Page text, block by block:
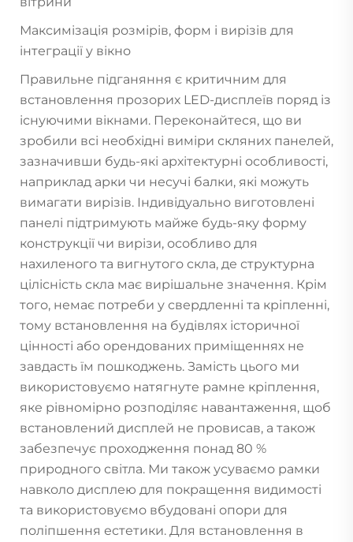
Максимізація розмірів, форм і вирізів для
інтеграції у вікно
Правильне підганяння є критичним для
встановлення прозорих LED-дисплеїв поряд із
існуючими вікнами. Переконайтеся, що ви
зробили всі необхідні виміри скляних панелей,
зазначивши будь-які архітектурні особливості,
наприклад арки чи несучі балки, які можуть
вимагати вирізів. Індивідуально виготовлені
панелі підтримують майже будь-яку форму
конструкції чи вирізи, особливо для
нахиленого та вигнутого скла, де структурна
цілісність скла має вирішальне значення. Крім
того, немає потреби у свердленні та кріпленні,
тому встановлення на будівлях історичної
цінності або орендованих приміщеннях не
завдасть їм пошкоджень. Замість цього ми
використовуємо натягнуте рамне кріплення,
яке рівномірно розподіляє навантаження, щоб
встановлений дисплей не провисав, а також
забезпечує проходження понад 80 %
природного світла. Ми також усуваємо рамки
навколо дисплею для покращення видимості
та використовуємо вбудовані опори для
поліпшення естетики. Для встановлення в